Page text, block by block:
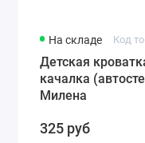
На складе Код
Детская
качалка
Милена
325 руб